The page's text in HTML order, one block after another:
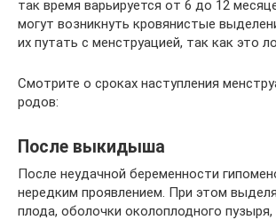
так время варьируется от 6 до 12
могут возникнуть кровянистые
их путать с менструацией, так как это
Смотрите о сроках наступления
родов:
После выкидыша
После неудачной беременности
нередким проявлением. При этом
плода, оболочки околоплодного пузыря,